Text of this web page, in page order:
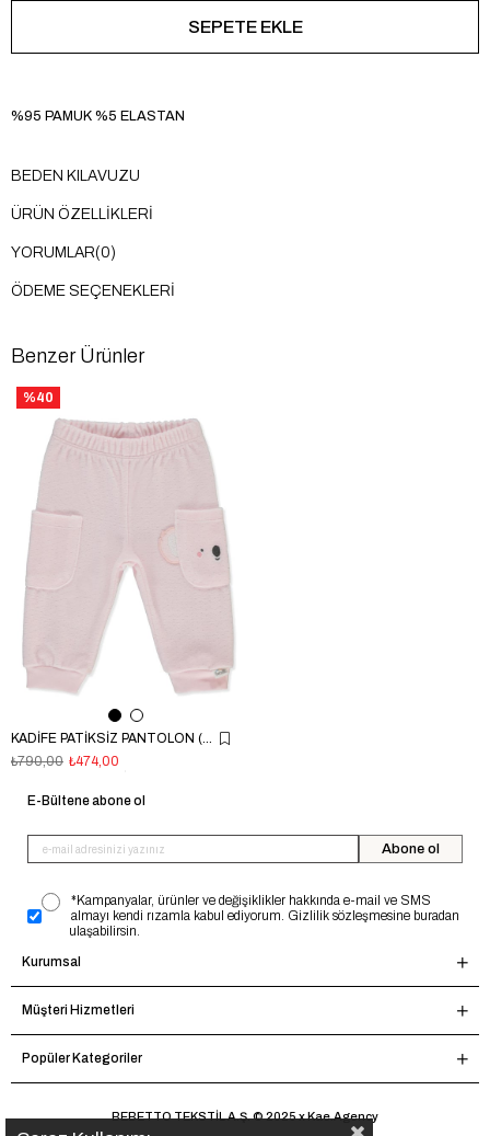
%95 PAMUK %5 ELASTAN
BEDEN KILAVUZU
ÜRÜN ÖZELLIKLERI
YORUMLAR(0)
ÖDEME SEÇENEKLERI
Benzer Ürünler
KADİFE PATİKSİZ PANTOLON (MY LITTLE ONE) PEMBE
₺474,00
₺790,00
%40
E-Bültene abone ol
Abone ol
*Kampanyalar, ürünler ve değişiklikler hakkında e-mail ve SMS
almayı kendi rızamla kabul ediyorum. Gizlilik sözleşmesine buradan
ulaşabilirsin.
Kurumsal
Müşteri Hizmetleri
Popüler Kategoriler
BEBETTO TEKSTİL A.Ş. © 2025 x Kae.Agency